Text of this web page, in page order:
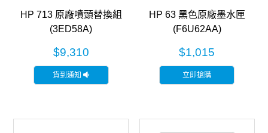
HP 713 原廠噴頭替換組
(3ED58A)
$9,310
貨到通知
HP 63 黑色原廠墨水匣
(F6U62AA)
$1,015
立即搶購